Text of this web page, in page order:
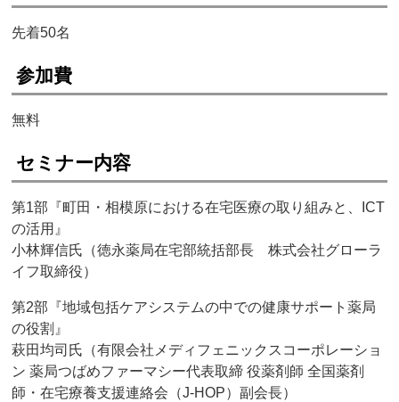
先着50名
参加費
無料
セミナー内容
第1部『町田・相模原における在宅医療の取り組みと、ICT
の活用』
小林輝信氏（徳永薬局在宅部統括部長 株式会社グローラ
イフ取締役）
第2部『地域包括ケアシステムの中での健康サポート薬局
の役割』
萩田均司氏（有限会社メディフェニックスコーポレーショ
ン 薬局つばめファーマシー代表取締 役薬剤師 全国薬剤
師・在宅療養支援連絡会（J-HOP）副会長）